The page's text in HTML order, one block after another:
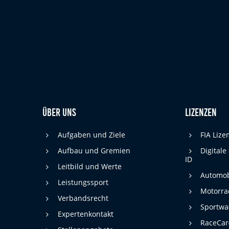
Über uns
Aufgaben und Ziele
Aufbau und Gremien
Leitbild und Werte
Leistungssport
Verbandsrecht
Expertenkontakt
Lizenzen
FIA
Digitale
ID
Statistiken
Berichten über die Website-Nutzungsstatistik dienen, ohne dass
einzelne Besucher persönlich identifiziert werden können.
_gat, _ga, _gid
Anbieter: Google LLC
Diese Cookies dienen zur Erhebung von